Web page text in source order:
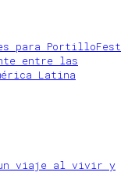
para PortilloFest
entre las
Latina
un viaje al vivir y